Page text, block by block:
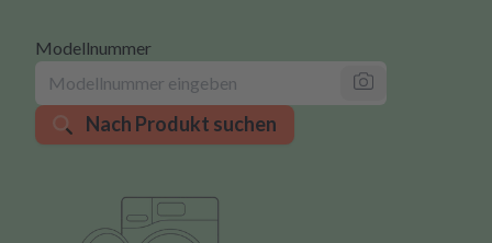
Modellnummer
Nach Produkt suchen